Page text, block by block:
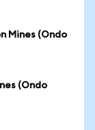
Mines (Ondo
(Ondo